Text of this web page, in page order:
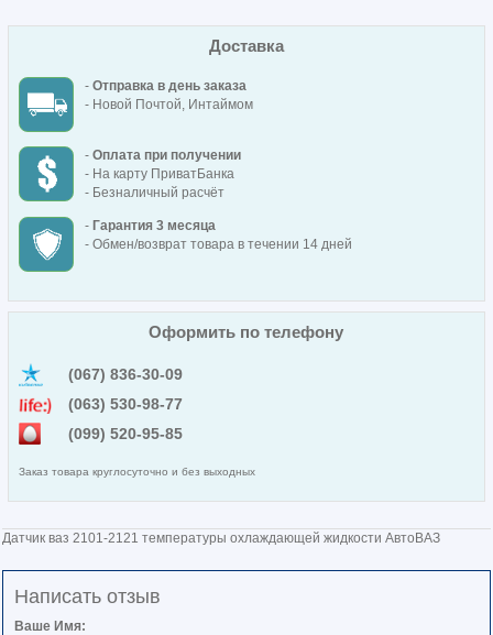
Доставка
- Отправка в день заказа
- Новой Почтой, Интаймом
- Оплата при получении
- На карту ПриватБанка
- Безналичный расчёт
- Гарантия 3 месяца
- Обмен/возврат товара в течении 14 дней
Оформить по телефону
(067) 836-30-09
(063) 530-98-77
(099) 520-95-85
Заказ товара круглосуточно и без выходных
Датчик ваз 2101-2121 температуры охлаждающей жидкости АвтоВАЗ
Написать отзыв
Ваше Имя: